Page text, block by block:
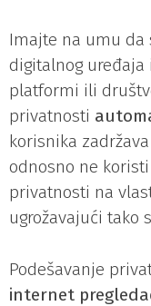
Imajte na umu da
digitalnog
platformi ili
privatnosti
korisnika
odnosno ne
privatnosti na
ugrožavajući tako
Podešavanje
internet